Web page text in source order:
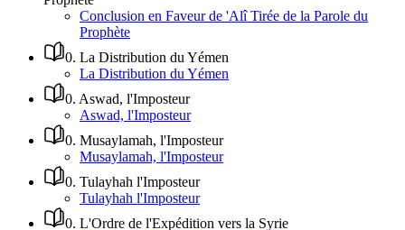
Conclusion en Faveur de 'Alî Tirée de la Parole du
Prophète
0. La Distribution du Yémen
La Distribution du Yémen
0. Aswad, l'Imposteur
Aswad, l'Imposteur
0. Musaylamah, l'Imposteur
Musaylamah, l'Imposteur
0. Tulayhah l'Imposteur
Tulayhah l'Imposteur
0. L'Ordre de l'Expédition vers la Syrie